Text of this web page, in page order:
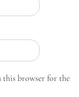
this browser for the